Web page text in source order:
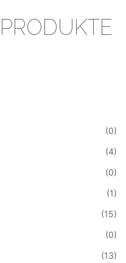
(0)
(4)
(0)
(1)
(15)
(0)
(13)